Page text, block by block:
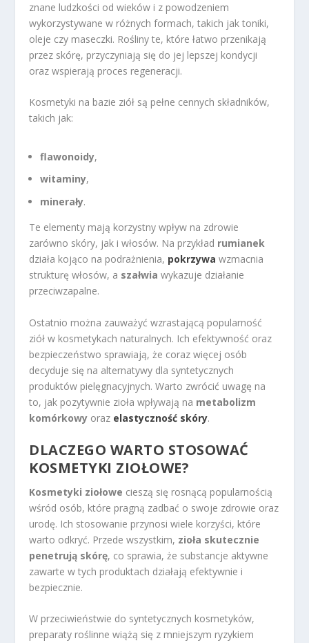
znane ludzkości od wieków i z powodzeniem
wykorzystywane w różnych formach, takich jak toniki,
oleje czy maseczki. Rośliny te, które łatwo przenikają
przez skórę, przyczyniają się do jej lepszej kondycji
oraz wspierają proces regeneracji.
Kosmetyki na bazie ziół są pełne cennych składników,
takich jak:
flawonoidy,
witaminy,
minerały.
Te elementy mają korzystny wpływ na zdrowie
zarówno skóry, jak i włosów. Na przykład rumianek
działa kojąco na podrażnienia, pokrzywa wzmacnia
strukturę włosów, a szałwia wykazuje działanie
przeciwzapalne.
Ostatnio można zauważyć wzrastającą popularność
ziół w kosmetykach naturalnych. Ich efektywność oraz
bezpieczeństwo sprawiają, że coraz więcej osób
decyduje się na alternatywy dla syntetycznych
produktów pielęgnacyjnych. Warto zwrócić uwagę na
to, jak pozytywnie zioła wpływają na metabolizm
komórkowy oraz elastyczność skóry.
DLACZEGO WARTO STOSOWAĆ
KOSMETYKI ZIOŁOWE?
Kosmetyki ziołowe cieszą się rosnącą popularnością
wśród osób, które pragną zadbać o swoje zdrowie oraz
urodę. Ich stosowanie przynosi wiele korzyści, które
warto odkryć. Przede wszystkim, zioła skutecznie
penetrują skórę, co sprawia, że substancje aktywne
zawarte w tych produktach działają efektywnie i
bezpiecznie.
W przeciwieństwie do syntetycznych kosmetyków,
preparaty roślinne wiążą się z mniejszym ryzykiem